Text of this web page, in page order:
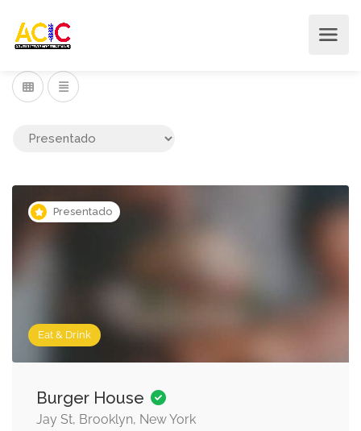
Presentado
Eat & Drink
Burger House
Jay St, Brooklyn, New York